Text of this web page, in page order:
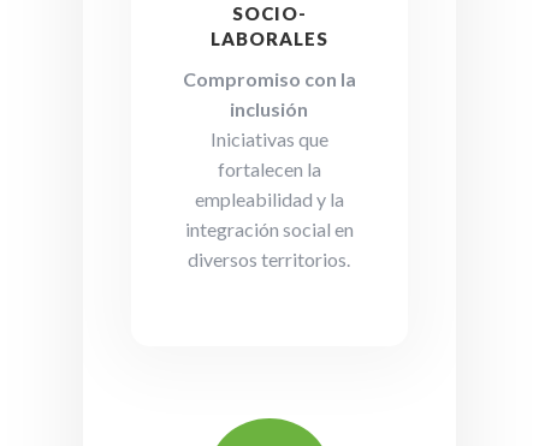
SOCIO-
LABORALES
Compromiso con la
inclusión
Iniciativas que
fortalecen la
empleabilidad y la
integración social en
diversos territorios.